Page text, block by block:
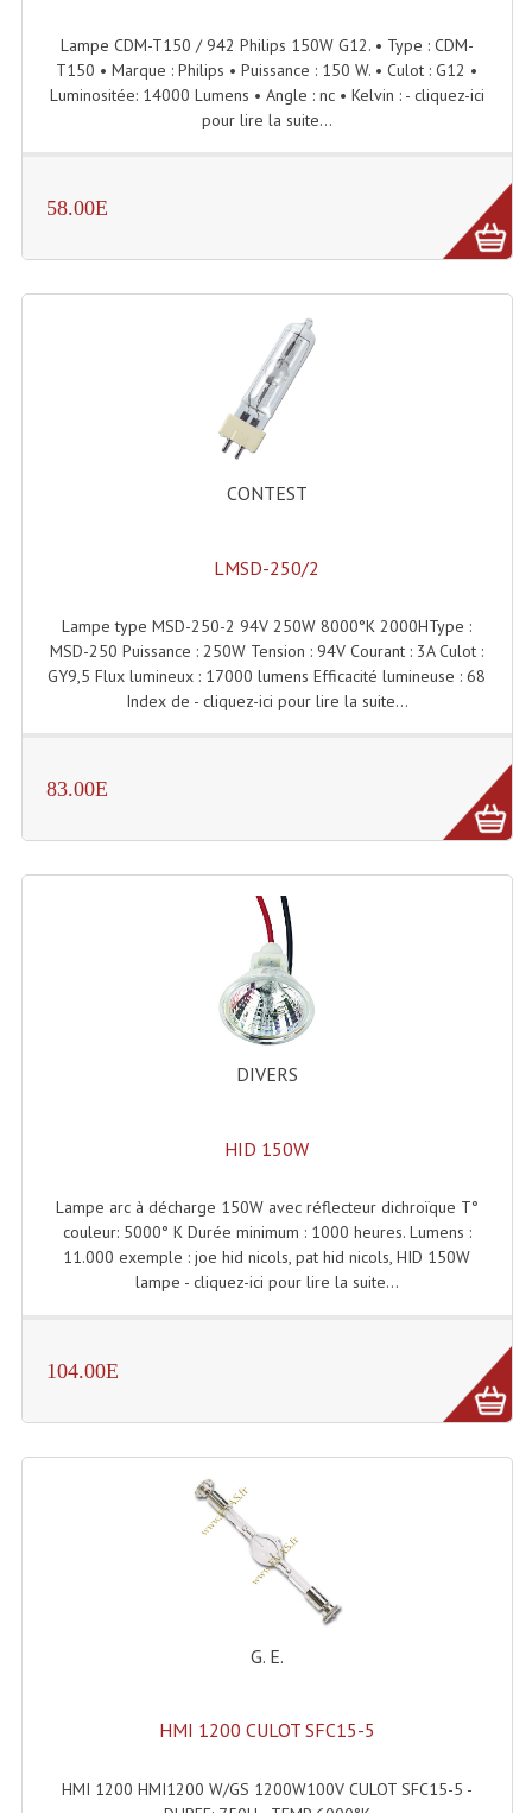
Lumière
Boules À Facettes
Lasers (Effets Volumetriques)
Lasers D'extérieur Multi-Points
Effets Lumineux À Leds
Effets Lumineux, Centre De Piste
Blocs De Puissance
Chenillards Modulateurs
Filtres Et Divers
Guirlandes Lumineuse
Gyrophares À Leds
Lampes Ampoules
Ampoules - Tubes Lumière Noire Black Gun
Lampes Dichroique
Lampes Halogenes Divers
Lampes Théatre
Lumières Noire
Lyres
Panneaux, Piste Danse À Leds
Lampe CDM-T150 / 942 Philips 150W G12. • Type : CDM-
T150 • Marque : Philips • Puissance : 150 W. • Culot : G12 •
Luminositée: 14000 Lumens • Angle : nc • Kelvin : - cliquez-ici
pour lire la suite...
58.00E
CONTEST
LMSD-250/2
Lampe type MSD-250-2 94V 250W 8000°K 2000HType :
MSD-250 Puissance : 250W Tension : 94V Courant : 3A Culot :
GY9,5 Flux lumineux : 17000 lumens Efficacité lumineuse : 68
Index de - cliquez-ici pour lire la suite...
83.00E
DIVERS
HID 150W
Lampe arc à décharge 150W avec réflecteur dichroïque T°
couleur: 5000° K Durée minimum : 1000 heures. Lumens :
11.000 exemple : joe hid nicols, pat hid nicols, HID 150W
lampe - cliquez-ici pour lire la suite...
104.00E
G. E.
HMI 1200 CULOT SFC15-5
HMI 1200 HMI1200 W/GS 1200W100V CULOT SFC15-5 -